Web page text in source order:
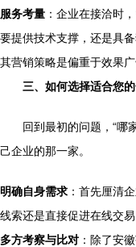
服务考量 ：企业在接洽时
要提供技术支撑，还是具
其营销策略是偏重于效果
三、如何选择适合您
回到最初的问题，“哪
己企业的那一家。
明确自身需求 ：首先厘清
线索还是直接促进在线交
多方考察与比对 ：除了安